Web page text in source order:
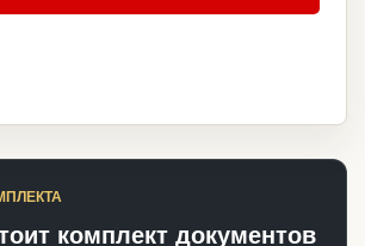
комплект документов